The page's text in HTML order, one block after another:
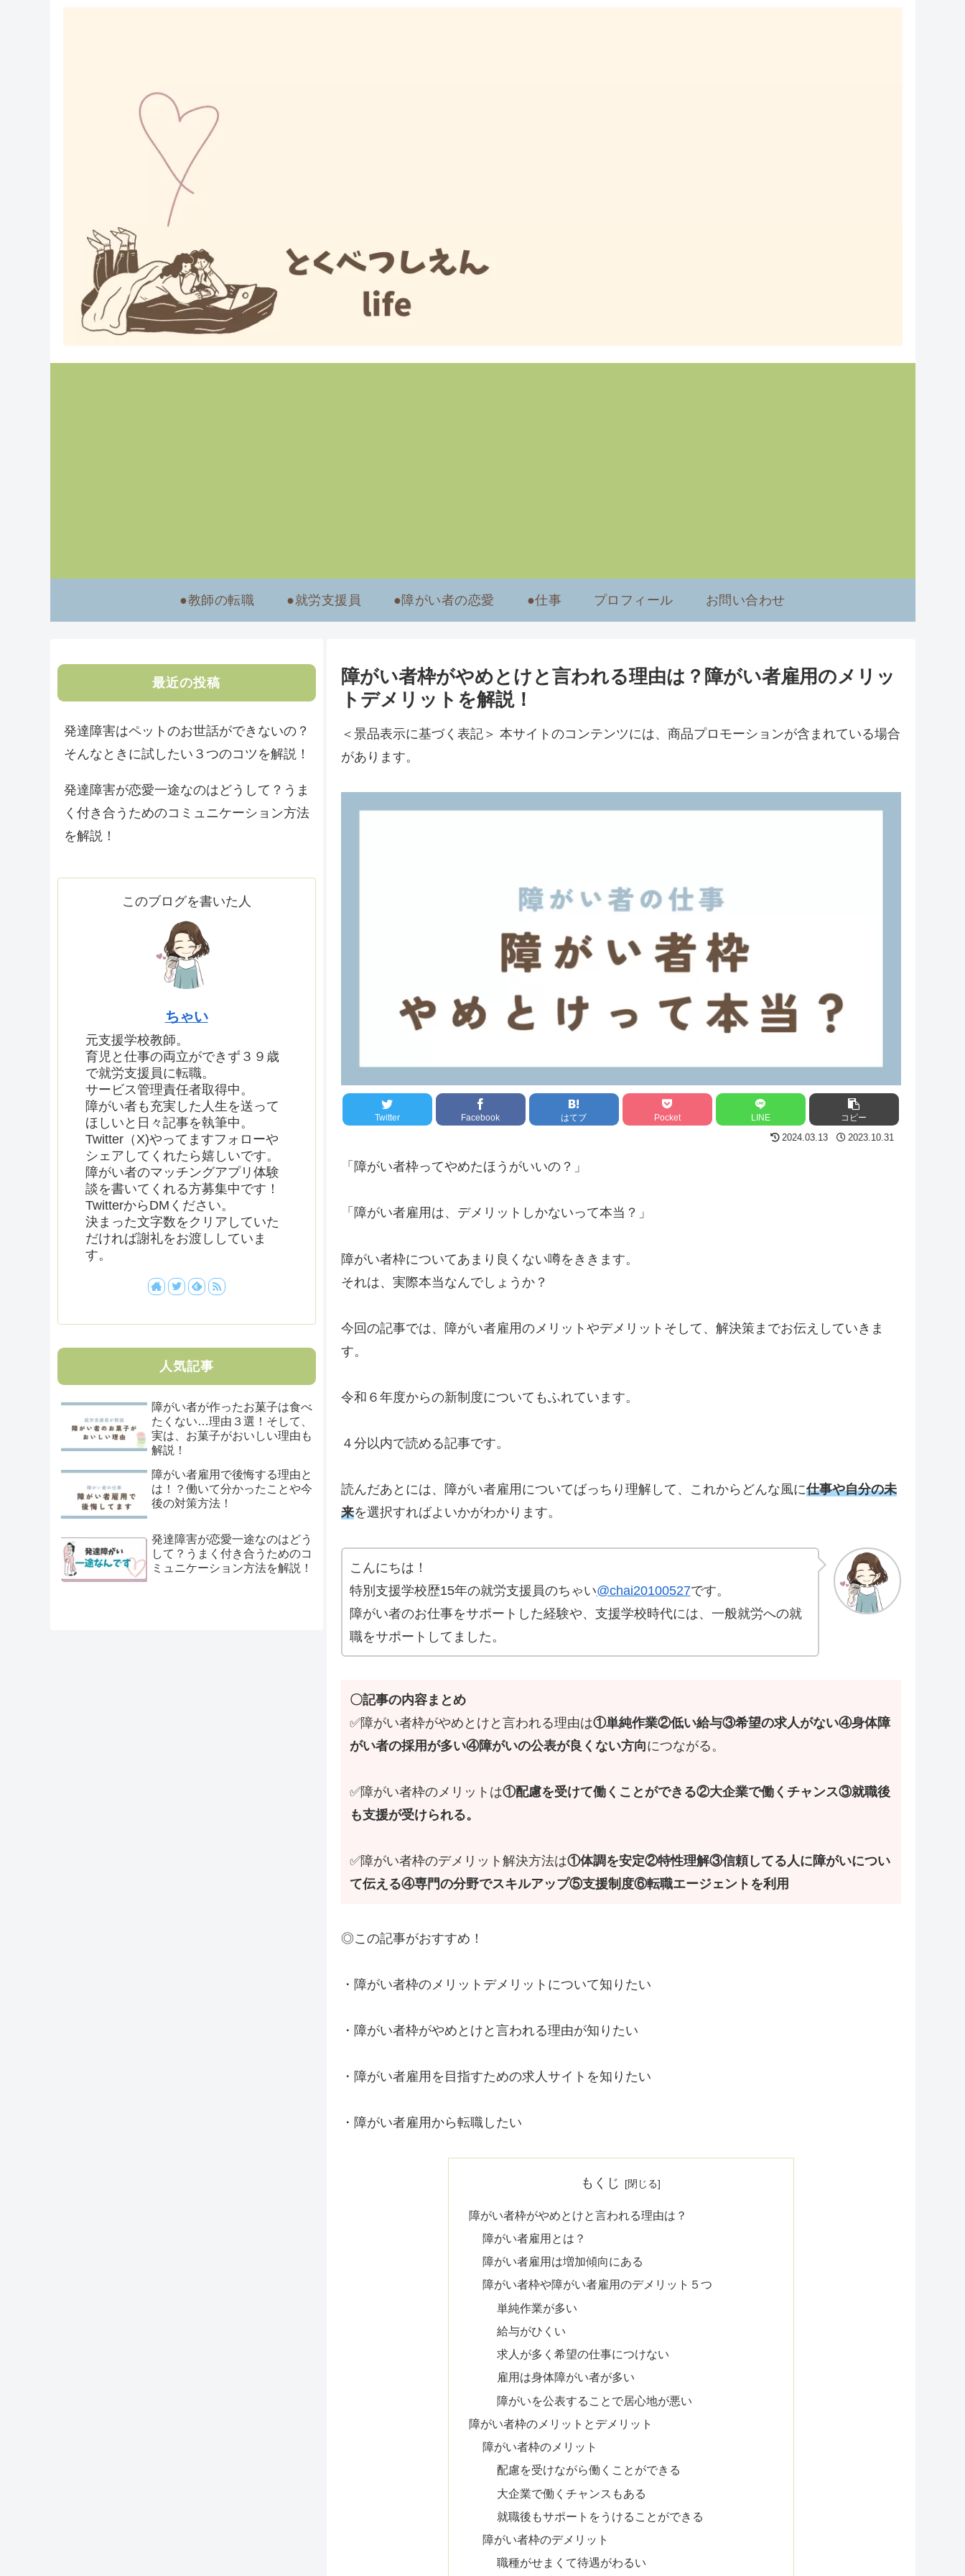
●教師の転職 ●就労支援員 ●障がい者の恋愛 ●仕事 プロフィール お問い合わせ
障がい者枠がやめとけと言われる理由は？障がい者雇用のメリッ
トデメリットを解説！
＜景品表示に基づく表記＞ 本サイトのコンテンツには、商品プロモーションが含まれている場合
があります。
Twitter Facebook はてブ Pocket LINE コピー
2024.03.13 2023.10.31
「障がい者枠ってやめたほうがいいの？」
「障がい者雇用は、デメリットしかないって本当？」
障がい者枠についてあまり良くない噂をききます。
それは、実際本当なんでしょうか？
今回の記事では、障がい者雇用のメリットやデメリットそして、解決策までお伝えしていきま
す。
令和６年度からの新制度についてもふれています。
４分以内で読める記事です。
読んだあとには、障がい者雇用についてばっちり理解して、これからどんな風に仕事や自分の未
来を選択すればよいかがわかります。
こんにちは！
特別支援学校歴15年の就労支援員のちゃい@chai20100527です。
障がい者のお仕事をサポートした経験や、支援学校時代には、一般就労への就
職をサポートしてました。
〇記事の内容まとめ
✅障がい者枠がやめとけと言われる理由は①単純作業②低い給与③希望の求人がない④身体障
がい者の採用が多い④障がいの公表が良くない方向につながる。
✅障がい者枠のメリットは①配慮を受けて働くことができる②大企業で働くチャンス③就職後
も支援が受けられる。
✅障がい者枠のデメリット解決方法は①体調を安定②特性理解③信頼してる人に障がいについ
て伝える④専門の分野でスキルアップ⑤支援制度⑥転職エージェントを利用
◎この記事がおすすめ！
・障がい者枠のメリットデメリットについて知りたい
・障がい者枠がやめとけと言われる理由が知りたい
・障がい者雇用を目指すための求人サイトを知りたい
・障がい者雇用から転職したい
もくじ
障がい者枠がやめとけと言われる理由は？
障がい者雇用とは？
障がい者雇用は増加傾向にある
障がい者枠や障がい者雇用のデメリット５つ
単純作業が多い
給与がひくい
求人が多く希望の仕事につけない
雇用は身体障がい者が多い
障がいを公表することで居心地が悪い
障がい者枠のメリットとデメリット
障がい者枠のメリット
配慮を受けながら働くことができる
大企業で働くチャンスもある
就職後もサポートをうけることができる
障がい者枠のデメリット
職種がせまくて待遇がわるい
最近の投稿
発達障害はペットのお世話ができないの？
そんなときに試したい３つのコツを解説！
発達障害が恋愛一途なのはどうして？うま
く付き合うためのコミュニケーション方法
を解説！
このブログを書いた人
ちゃい
元支援学校教師。
育児と仕事の両立ができず３９歳
で就労支援員に転職。
サービス管理責任者取得中。
障がい者も充実した人生を送って
ほしいと日々記事を執筆中。
Twitter（X)やってますフォローや
シェアしてくれたら嬉しいです。
障がい者のマッチングアプリ体験
談を書いてくれる方募集中です！
TwitterからDMください。
決まった文字数をクリアしていた
だければ謝礼をお渡ししていま
す。
人気記事
障がい者が作ったお菓子は食べ
たくない…理由３選！そして、
実は、お菓子がおいしい理由も
解説！
障がい者雇用で後悔する理由と
は！？働いて分かったことや今
後の対策方法！
発達障害が恋愛一途なのはどう
して？うまく付き合うためのコ
ミュニケーション方法を解説！